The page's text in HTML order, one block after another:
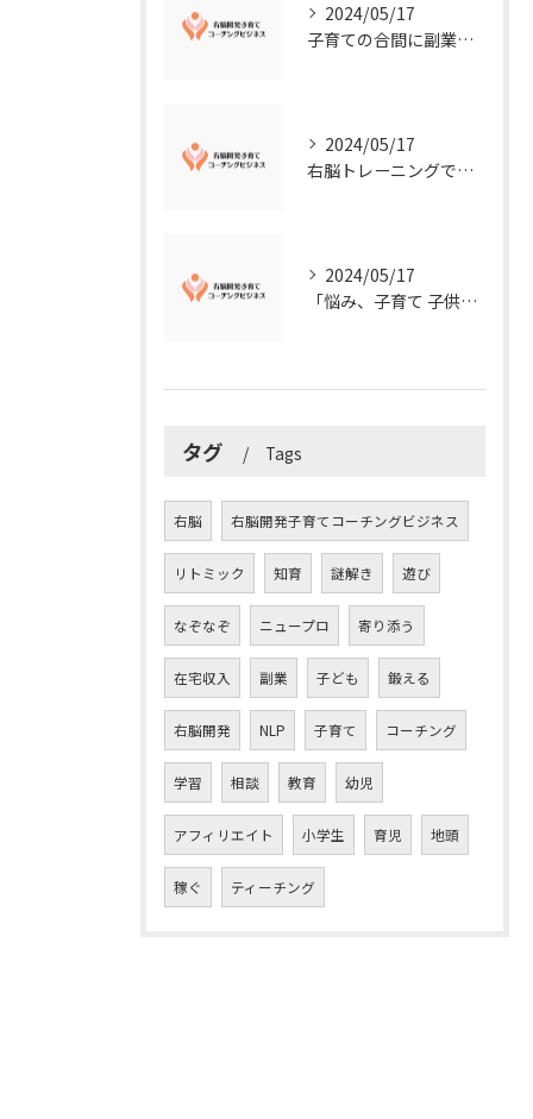
2024/05/17
子育ての合間に副業コーチングで収入アップ！右脳開発子育てコーチングビジネスの可能性とは？
2024/05/17
右脳トレーニングで視覚的センスを磨こう！
2024/05/17
「悩み、子育て 子供の発達」を解決する右脳開発子育てコーチングビジネス業界の魅力とは？
タグ Tags
右脳 右脳開発子育てコーチングビジネス
リトミック 知育 謎解き 遊び
なぞなぞ ニュープロ 寄り添う
在宅収入 副業 子ども 鍛える
右脳開発 NLP 子育て コーチング
学習 相談 教育 幼児
アフィリエイト 小学生 育児 地頭
稼ぐ ティーチング